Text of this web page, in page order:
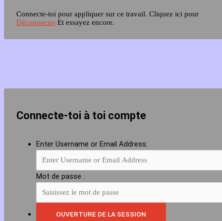
Connecte-toi pour appliquer sur ce travail. Cliquez ici pour
Déconnecter Et essayez encore.
Connecte-toi à toi compte
Enter Username or Email Address:
Mot de passe :